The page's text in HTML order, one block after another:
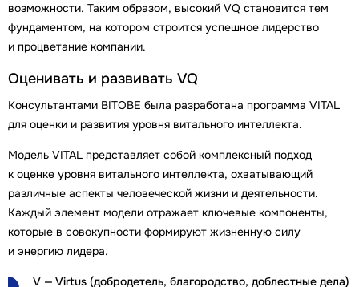
возможности. Таким образом, высокий VQ становится тем
фундаментом, на котором строится успешное лидерство
и процветание компании.
Оценивать и развивать VQ
Консультантами BITOBE была разработана программа VITAL
для оценки и развития уровня витального интеллекта.
Модель VITAL представляет собой комплексный подход
к оценке уровня витального интеллекта, охватывающий
различные аспекты человеческой жизни и деятельности.
Каждый элемент модели отражает ключевые компоненты,
которые в совокупности формируют жизненную силу
и энергию лидера.
V — Virtus (добродетель, благородство, доблестные дела)